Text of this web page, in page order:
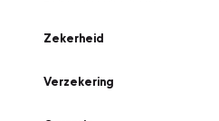
Zekerheid
Verzekering